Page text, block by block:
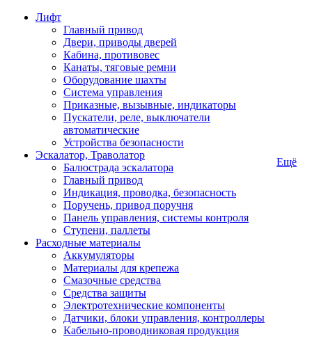
Лифт
Главный привод
Двери, приводы дверей
Кабина, противовес
Канаты, тяговые ремни
Оборудование шахты
Система управления
Приказные, вызывные, индикаторы
Пускатели, реле, выключатели
автоматические
Устройства безопасности
Эскалатор, Траволатор
Балюстрада эскалатора
Главный привод
Индикация, проводка, безопасность
Поручень, привод поручня
Панель управления, системы контроля
Ступени, паллеты
Расходные материалы
Аккумуляторы
Материалы для крепежа
Смазочные средства
Средства защиты
Электротехнические компоненты
Датчики, блоки управления, контроллеры
Кабельно-проводниковая продукция
Ещё